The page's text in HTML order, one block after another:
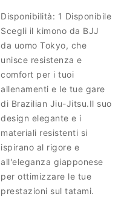
Disponibilità: 1 Disponibile
Scegli il kimono da BJJ
da uomo Tokyo, che
unisce resistenza e
comfort per i tuoi
allenamenti e le tue gare
di Brazilian Jiu-Jitsu.Il suo
design elegante e i
materiali resistenti si
ispirano al rigore e
all'eleganza giapponese
per ottimizzare le tue
prestazioni sul tatami.